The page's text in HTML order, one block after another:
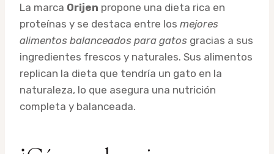
La marca Orijen propone una dieta rica en
proteínas y se destaca entre los mejores
alimentos balanceados para gatos gracias a sus
ingredientes frescos y naturales. Sus alimentos
replican la dieta que tendría un gato en la
naturaleza, lo que asegura una nutrición
completa y balanceada.